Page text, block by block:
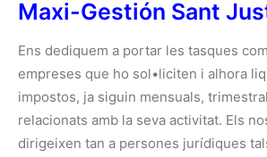
Maxi-Gestión Sant
Ens dediquem a portar les tasques
empreses que ho sol•liciten i alhora
impostos, ja siguin mensuals,
relacionats amb la seva activitat. Els
dirigeixen tan a persones jurídiques